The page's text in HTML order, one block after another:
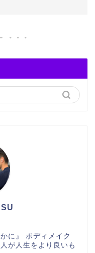
に』 ボディメイク
が人生をより良いも